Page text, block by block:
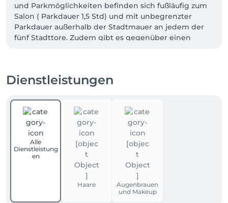
und Parkmöglichkeiten befinden sich fußläufig zum
Salon ( Parkdauer 1,5 Std) und mit unbegrenzter
Parkdauer außerhalb der Stadtmauer an jedem der
fünf Stadttore. Zudem gibt es gegenüber einen
Dienstleistungen
Alle
Dienstleistung
en
Haare
Augenbrauen
und Makeup